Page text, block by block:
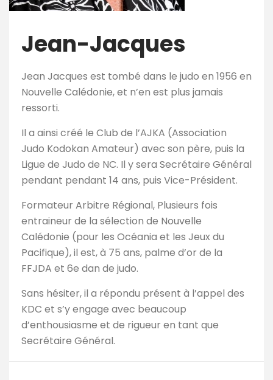
Jean-Jacques
Jean Jacques est tombé dans le judo en 1956 en
Nouvelle Calédonie, et n’en est plus jamais
ressorti.
Il a ainsi créé le Club de l’AJKA (Association
Judo Kodokan Amateur) avec son père, puis la
Ligue de Judo de NC. Il y sera Secrétaire Général
pendant pendant 14 ans, puis Vice-Président.
Formateur Arbitre Régional, Plusieurs fois
entraineur de la sélection de Nouvelle
Calédonie (pour les Océania et les Jeux du
Pacifique), il est, à 75 ans, palme d’or de la
FFJDA et 6e dan de judo.
Sans hésiter, il a répondu présent à l’appel des
KDC et s’y engage avec beaucoup
d’enthousiasme et de rigueur en tant que
Secrétaire Général.